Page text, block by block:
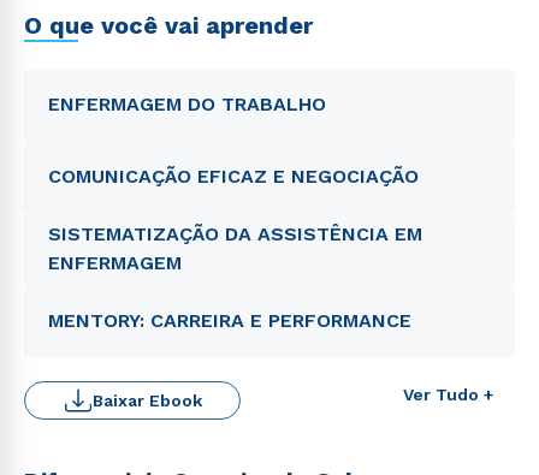
O que você vai aprender
ENFERMAGEM DO TRABALHO
COMUNICAÇÃO EFICAZ E NEGOCIAÇÃO
SISTEMATIZAÇÃO DA ASSISTÊNCIA EM
ENFERMAGEM
MENTORY: CARREIRA E PERFORMANCE
Ver Tudo +
Baixar Ebook